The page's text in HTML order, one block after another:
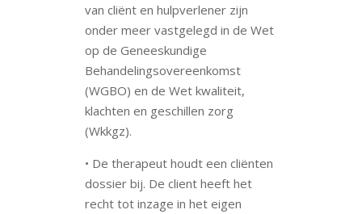
van cliënt en hulpverlener zijn
onder meer vastgelegd in de Wet
op de Geneeskundige
Behandelingsovereenkomst
(WGBO) en de Wet kwaliteit,
klachten en geschillen zorg
(Wkkgz).
• De therapeut houdt een cliënten
dossier bij. De client heeft het
recht tot inzage in het eigen